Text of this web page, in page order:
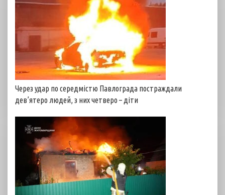
Через удар по середмістю Павлограда постраждали
дев’ятеро людей, з них четверо – діти